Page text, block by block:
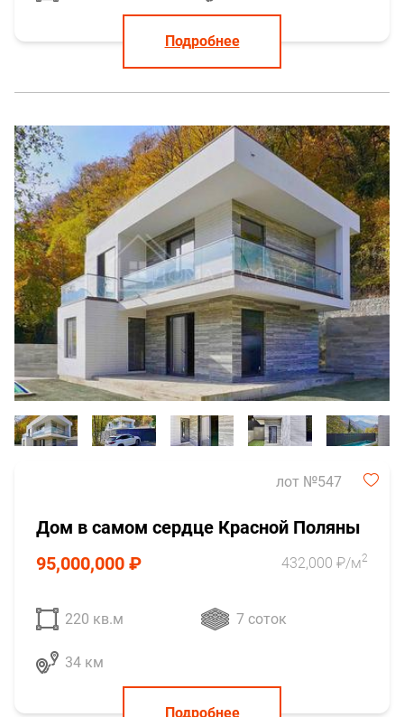
Подробнее
лот №547
Дом в самом сердце Красной Поляны
95,000,000 ₽
432,000 ₽/м2
220 кв.м 7 соток
34 км
Подробнее